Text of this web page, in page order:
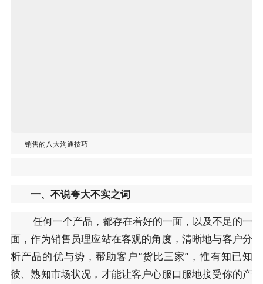
销售的八大沟通技巧
一、不说夸大不实之词
任何一个产品，都存在着好的一面，以及不足的一
面，作为销售员理应站在客观的角度，清晰地与客户分
析产品的优与势，帮助客户“货比三家”，惟有知已知
彼、熟知市场状况，才能让客户心服口服地接受你的产